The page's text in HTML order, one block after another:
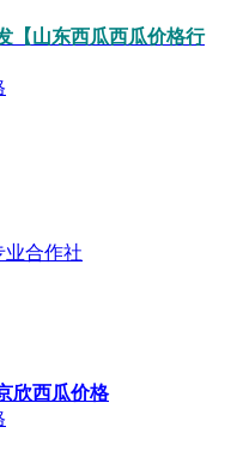
【山东西瓜西瓜价格行
业合作社
欣西瓜价格